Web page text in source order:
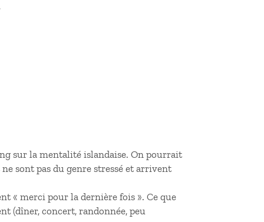
sur la mentalité islandaise. On pourrait
sont pas du genre stressé et arrivent
« merci pour la dernière fois ». Ce que
(dîner, concert, randonnée, peu